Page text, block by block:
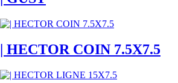
| HECTOR COIN 7.5X7.5